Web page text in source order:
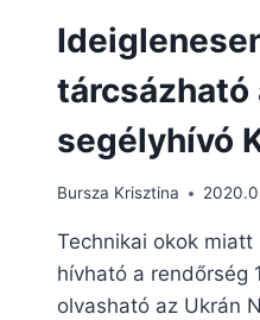
tárcsázható
segélyhívó
Bursza Krisztina
Technikai okok
hívható a rendőrség
olvasható az Ukrán